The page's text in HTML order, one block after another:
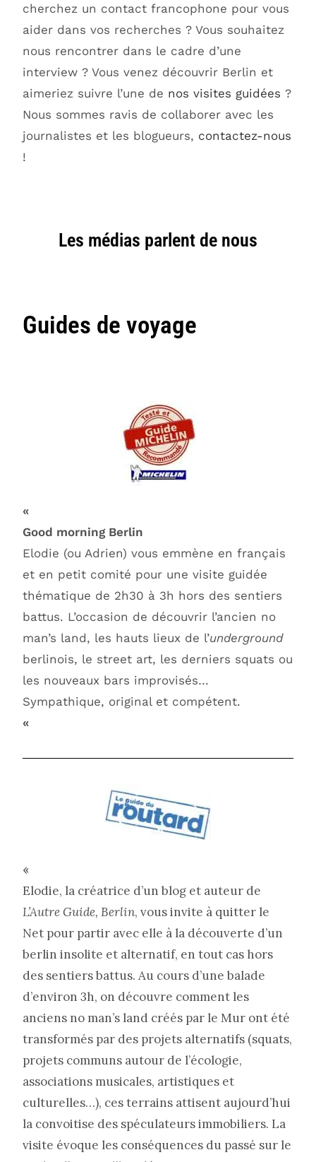
cherchez un contact francophone pour vous
aider dans vos recherches ? Vous souhaitez
nous rencontrer dans le cadre d’une
interview ? Vous venez découvrir Berlin et
aimeriez suivre l’une de nos visites guidées ?
Nous sommes ravis de collaborer avec les
journalistes et les blogueurs, contactez-nous
!
Les médias parlent de nous
Guides de voyage
«
Good morning Berlin
Elodie (ou Adrien) vous emmène en français
et en petit comité pour une visite guidée
thématique de 2h30 à 3h hors des sentiers
battus. L’occasion de découvrir l’ancien no
man’s land, les hauts lieux de l’underground
berlinois, le street art, les derniers squats ou
les nouveaux bars improvisés…
Sympathique, original et compétent.
«
«
Elodie, la créatrice d’un blog et auteur de
L’Autre Guide, Berlin, vous invite à quitter le
Net pour partir avec elle à la découverte d’un
berlin insolite et alternatif, en tout cas hors
des sentiers battus. Au cours d’une balade
d’environ 3h, on découvre comment les
anciens no man’s land créés par le Mur ont été
transformés par des projets alternatifs (squats,
projets communs autour de l’écologie,
associations musicales, artistiques et
culturelles…), ces terrains attisent aujourd’hui
la convoitise des spéculateurs immobiliers. La
visite évoque les conséquences du passé sur le